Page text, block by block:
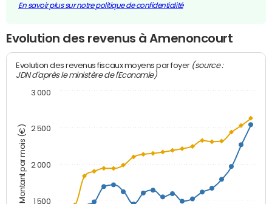
En savoir plus sur notre politique de confidentialité
Evolution des revenus à Amenoncourt
Montant par mois (€)
Evolution des revenus fiscaux moyens par foyer (source :
JDN d'après le ministère de l'Economie)
1 500
2 000
2 500
3 000